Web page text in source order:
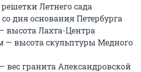
Летнего сада
со дня основания Петербурга
высота Лахта-Центра
— высота скульптуры Медного
вес гранита Александровской